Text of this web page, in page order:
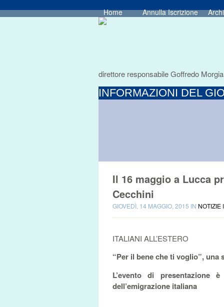
Home Annulla Iscrizione
direttore responsabile Goffredo Morgia
INFORMAZIONI DEL
Il 16 maggio a Lucca
Cecchini
GIOVEDÌ, 14 MAGGIO, 2015 IN NOTIZIE
ITALIANI ALL’ESTERO
“Per il bene che ti voglio”,
L’evento di presentazione
dell’emigrazione italiana